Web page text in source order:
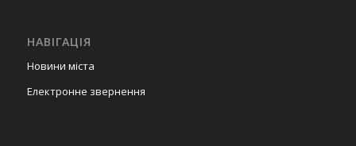
НАВІГАЦІЯ
Новини міста
Електронне звернення